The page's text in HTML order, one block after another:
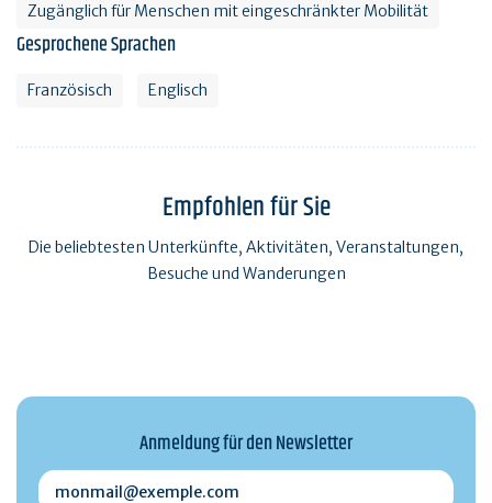
Zugänglich für Menschen mit eingeschränkter Mobilität
Gesprochene Sprachen
Französisch Englisch
Empfohlen für Sie
Die beliebtesten Unterkünfte, Aktivitäten, Veranstaltungen,
Besuche und Wanderungen
Anmeldung für den Newsletter
monmail@exemple.com